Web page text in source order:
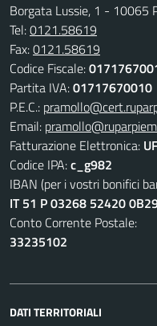
Borgata Lussie, 1 - 10065
Tel:0121.58619
Fax:0121.58619
Codice Fiscale:
Partita IVA:01717670010
P.E.C.:
Email:
Fatturazione Elettronica:
Codice IPA:c_g982
IBAN (per i vostri bonifici
IT 51 P 03268 52420
Conto Corrente Postale:
33235102
DATI TERRITORIALI